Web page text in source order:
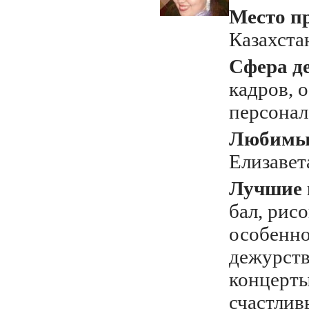
Место
Сфера
кадров,
Лучшие
бал,